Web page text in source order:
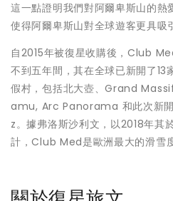
這一點證明我們對阿爾卑斯山的熱
使得阿爾卑斯山對全球遊客更具吸
自2015年被復星收購後，Club
不到五年間，其在全球已新開了
假村，包括北大壺、Grand
amu, Arc Panorama 和此次新
z。據弗洛斯沙利文，以2018年其
計，Club Med是歐洲最大的滑雪